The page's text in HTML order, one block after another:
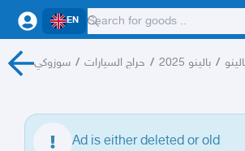
EN
سوزوكي / حراج السيارات / بالينو 2025 /
Ad is either deleted or old